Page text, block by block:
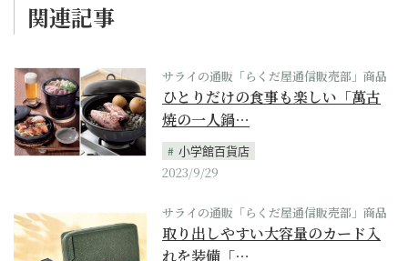
関連記事
サライの通販「らくだ屋通信販売部」商品
ひとりだけの食事も楽しい「萬古
焼の一人鍋…
小学館百貨店
2023/9/29
サライの通販「らくだ屋通信販売部」商品
取り出しやすい大容量のカード入
れを装備「…